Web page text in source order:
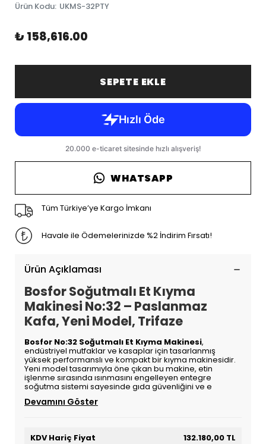
Ürün Kodu: UKMS-32PTY
₺ 158,616.00
SEPETE EKLE
WHATSAPP
Tüm Türkiye’ye Kargo İmkanı
Havale ile Ödemelerinizde %2 İndirim Fırsatı!
Ürün Açıklaması
Bosfor Soğutmalı Et Kıyma
Makinesi No:32 – Paslanmaz
Kafa, Yeni Model, Trifaze
Bosfor No:32 Soğutmalı Et Kıyma Makinesi,
endüstriyel mutfaklar ve kasaplar için tasarlanmış
yüksek performanslı ve kompakt bir kıyma makinesidir.
Yeni model tasarımıyla öne çıkan bu makine, etin
işlenme sırasında ısınmasını engelleyen entegre
soğutma sistemi sayesinde gıda güvenliğini ve e
Devamını Göster
KDV Hariç Fiyat
132.180,00 TL